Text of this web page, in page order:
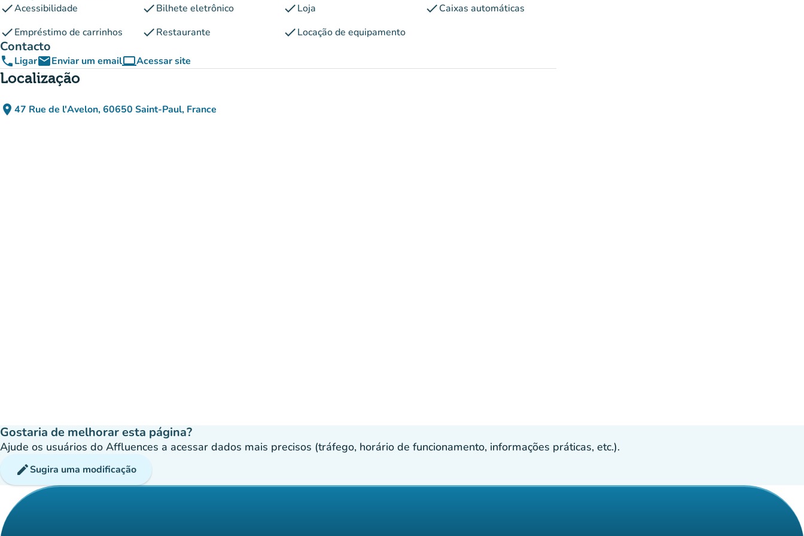
checkAcessibilidade checkBilhete eletrônico checkLoja checkCaixas automáticas
checkEmpréstimo de carrinhos checkRestaurante checkLocação de equipamento
Contacto
phoneLigaremailEnviar um emailcomputerAcessar site
(novo separador)
Localização
place 47 Rue de l'Avelon, 60650 Saint-Paul, France
(abrir no Google Maps)
(novo separador)
Gostaria de melhorar esta página?
Ajude os usuários do Affluences a acessar dados mais precisos (tráfego, horário de funcionamento, informações práticas, etc.).
editSugira uma modificação